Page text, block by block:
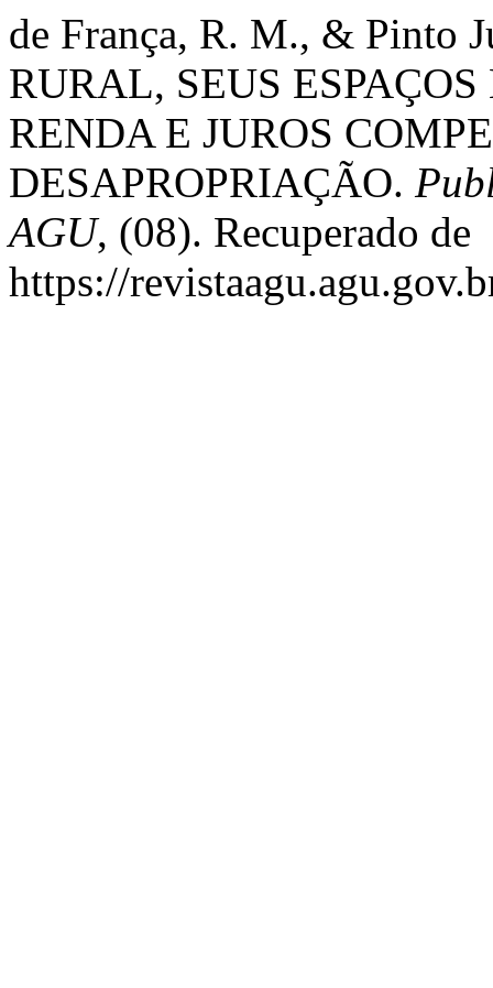
de França, R. M., & Pinto
RURAL, SEUS
RENDA E JUROS
DESAPROPRIAÇÃO.
AGU, (08). Recuperado de
https://